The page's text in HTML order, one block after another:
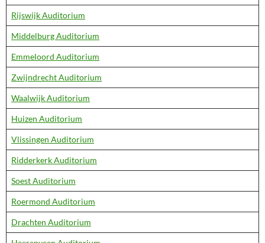
Rijswijk Auditorium
Middelburg Auditorium
Emmeloord Auditorium
Zwijndrecht Auditorium
Waalwijk Auditorium
Huizen Auditorium
Vlissingen Auditorium
Ridderkerk Auditorium
Soest Auditorium
Roermond Auditorium
Drachten Auditorium